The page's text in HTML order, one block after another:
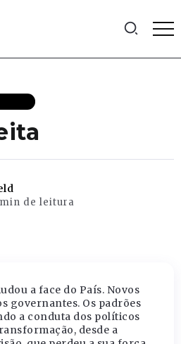
de leitura
a face do País. Novos
governantes. Os padrões
a conduta dos políticos
desde a